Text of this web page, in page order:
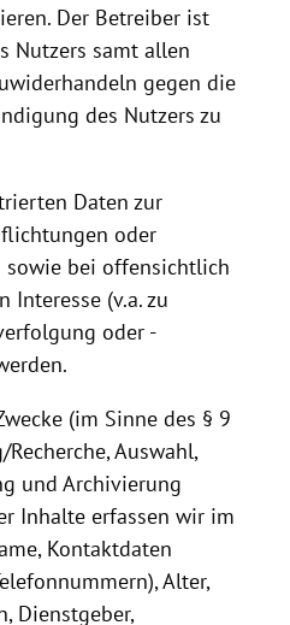
Der Betreiber ist
Nutzers samt allen
gegen die
des Nutzers zu
Daten zur
oder
sowie bei offensichtlich
Interesse (v.a. zu
oder -
(im Sinne des § 9
Auswahl,
und Archivierung
Inhalte erfassen wir im
Kontaktdaten
Alter,
Dienstgeber,